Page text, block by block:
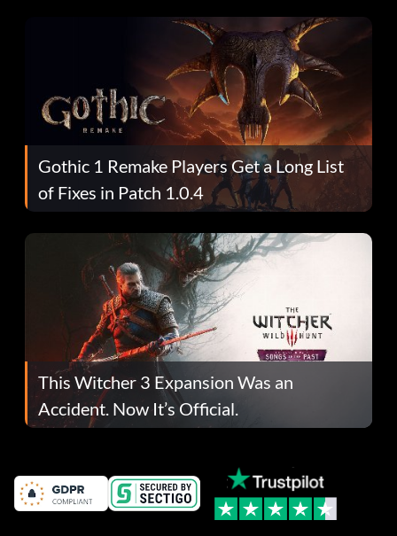
Gothic 1 Remake Players Get a Long List
of Fixes in Patch 1.0.4
This Witcher 3 Expansion Was an
Accident. Now It’s Official.